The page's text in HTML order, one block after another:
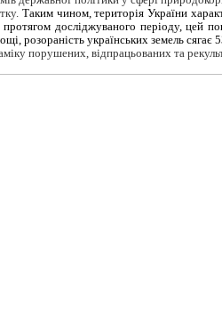
Таким чином, територія України
досліджуваного періоду, цей
розораність українських земель сягає
порушених, відпрацьованих та